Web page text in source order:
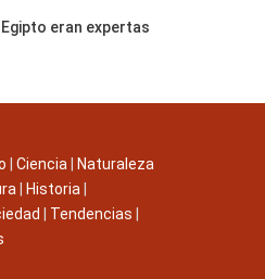
eran expertas
Ciencia
Naturaleza
Historia
Tendencias